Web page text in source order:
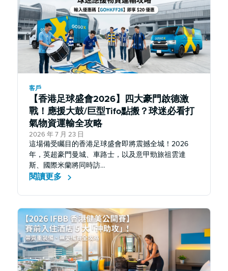
客戶
【香港足球盛會2026】四大豪門啟德激
戰！應援大鼓/巨型Tifo點搬？球迷必看打
氣物資運輸全攻略
2026 年 7 月 23 日
這場備受矚目的香港足球盛會即將震撼全城！2026
年，英超豪門曼城、車路士，以及意甲勁旅祖雲達
斯、國際米蘭將同時訪…
閱讀更多